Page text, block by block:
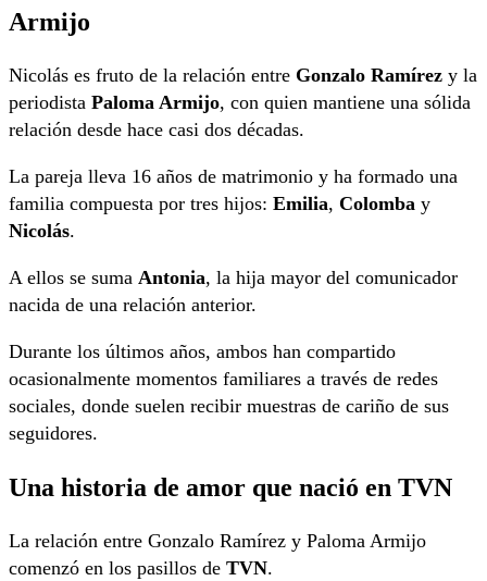
Armijo
Nicolás es fruto de la relación entre Gonzalo Ramírez y la
periodista Paloma Armijo, con quien mantiene una sólida
relación desde hace casi dos décadas.
La pareja lleva 16 años de matrimonio y ha formado una
familia compuesta por tres hijos: Emilia, Colomba y
Nicolás.
A ellos se suma Antonia, la hija mayor del comunicador
nacida de una relación anterior.
Durante los últimos años, ambos han compartido
ocasionalmente momentos familiares a través de redes
sociales, donde suelen recibir muestras de cariño de sus
seguidores.
Una historia de amor que nació en TVN
La relación entre Gonzalo Ramírez y Paloma Armijo
comenzó en los pasillos de TVN.